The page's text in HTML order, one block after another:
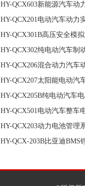
HY-QCX603新能源汽车动
HY-QCX201电动汽车动力
HY-QCX301B高压安全模
HY-QCX302纯电动汽车制
HY-QCX206混合动力汽车
HY-QCX207太阳能电动汽
HY-QCX205B纯电动汽车
HY-QCX501电动汽车整车
HY-QCX203动力电池管理
HY-QCX-203B比亚迪BMS